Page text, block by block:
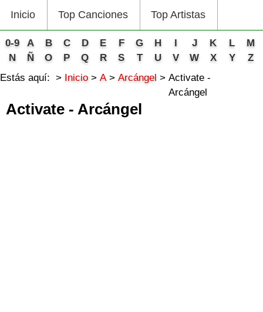
Inicio Top Canciones Top Artistas
0-9 A B C D E F G H I J K L
M
N
Ñ O P Q R S T U V W X Y
Z
Estás aquí:
Inicio A Arcángel
Activate -
Arcángel
Activate - Arcángel